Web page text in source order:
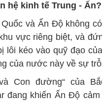
hệ kinh tế Trung - Ấn?
và Ấn Độ không
vực riêng biệt, và
lôi kéo vào quỹ đạo
của nước này về sự
Con đường“ của
đang khiến Ấn Độ